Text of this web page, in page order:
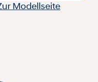
Modellseite